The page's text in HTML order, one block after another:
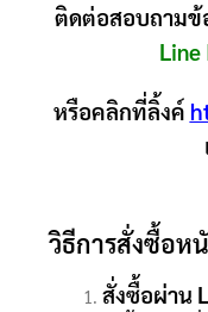
ติดต่อสอบถามข้
Line
หรือคลิกที่ลิ้งค์
วิธีการสั่งซื้อห
สั่งซื้อผ่าน